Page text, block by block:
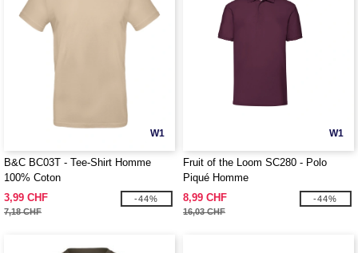
W1
B&C BC03T - Tee-Shirt Homme
100% Coton
3,99 CHF
7,18 CHF
-44%
W1
Fruit of the Loom SC280 - Polo
Piqué Homme
8,99 CHF
16,03 CHF
-44%